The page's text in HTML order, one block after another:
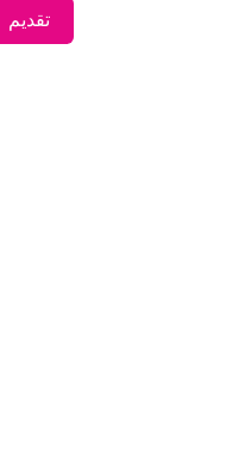
تقديم